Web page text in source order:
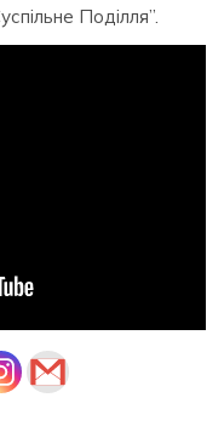
Поділля”.